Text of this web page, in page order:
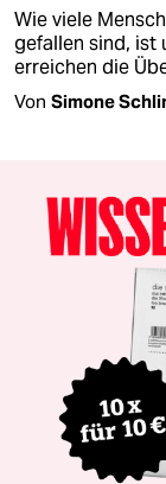
Wie viele
gefallen sind, ist
erreichen die
Von Simone